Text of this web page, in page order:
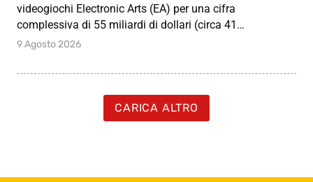
videogiochi Electronic Arts (EA) per una cifra
complessiva di 55 miliardi di dollari (circa 41…
9 Agosto 2026
CARICA ALTRO